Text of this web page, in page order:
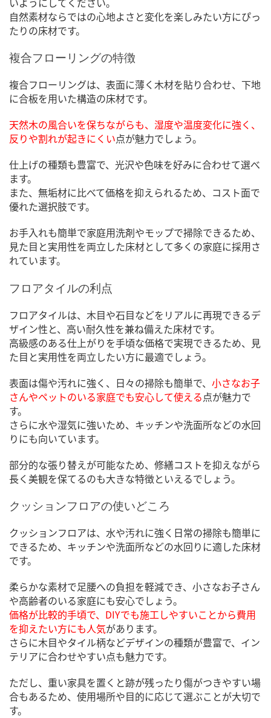
自然素材ならではの心地よさと変化を楽しみたい方にぴっ
たりの床材です。
複合フローリングの特徴
複合フローリングは、表面に薄く木材を貼り合わせ、下地
に合板を用いた構造の床材です。
天然木の風合いを保ちながらも、湿度や温度変化に強く、
反りや割れが起きにくい点が魅力でしょう。
仕上げの種類も豊富で、光沢や色味を好みに合わせて選べ
ます。
また、無垢材に比べて価格を抑えられるため、コスト面で
優れた選択肢です。
お手入れも簡単で家庭用洗剤やモップで掃除できるため、
見た目と実用性を両立した床材として多くの家庭に採用さ
れています。
フロアタイルの利点
フロアタイルは、木目や石目などをリアルに再現できるデ
ザイン性と、高い耐久性を兼ね備えた床材です。
高級感のある仕上がりを手頃な価格で実現できるため、見
た目と実用性を両立したい方に最適でしょう。
表面は傷や汚れに強く、日々の掃除も簡単で、 小さなお子
さんやペットのいる家庭でも安心して使える点が魅力で
す。
さらに水や湿気に強いため、キッチンや洗面所などの水回
りにも向いています。
部分的な張り替えが可能なため、修繕コストを抑えながら
長く美観を保てるのも大きな特徴といえるでしょう。
クッションフロアの使いどころ
クッションフロアは、水や汚れに強く日常の掃除も簡単に
できるため、キッチンや洗面所などの水回りに適した床材
です。
柔らかな素材で足腰への負担を軽減でき、小さなお子さん
や高齢者のいる家庭にも安心でしょう。
価格が比較的手頃で、DIYでも施工しやすいことから費用
を抑えたい方にも人気があります。
さらに木目やタイル柄などデザインの種類が豊富で、イン
テリアに合わせやすい点も魅力です。
ただし、重い家具を置くと跡が残ったり傷がつきやすい場
合もあるため、使用場所や目的に応じて選ぶことが大切で
す。